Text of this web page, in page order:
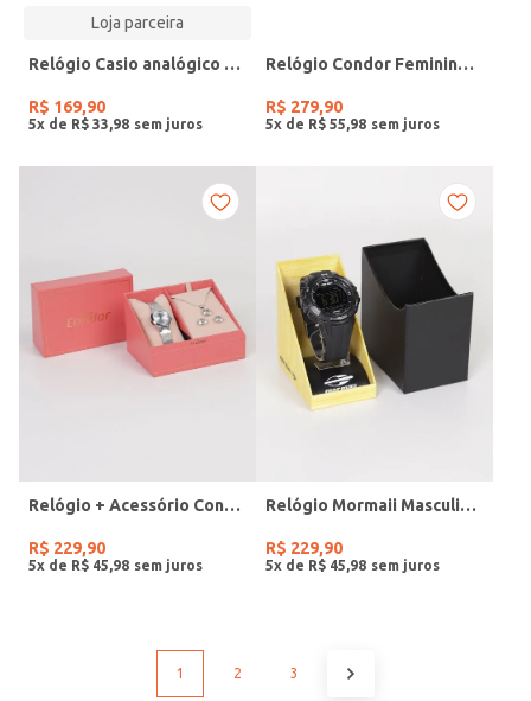
Loja parceira
Relógio Casio analógico MW-240-4BVDF-SC
R$ 169,90
5x de R$ 33 98
Relógio Condor Feminino DOURADO
R$ 279,90
5x de R$ 55 98
Relógio + Acessório Condor Feminino PRATA
R$ 229,90
5x de R$ 45 98
Relógio Mormaii Masculino PRETO
R$ 229,90
5x de R$ 45 98
1 2 3